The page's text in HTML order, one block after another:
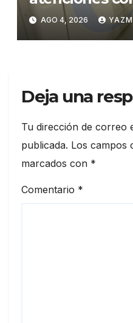
municipal de
AGO 4, 2026
Deja una
Tu dirección de correo
publicada. Los campos
marcados con *
Comentario *